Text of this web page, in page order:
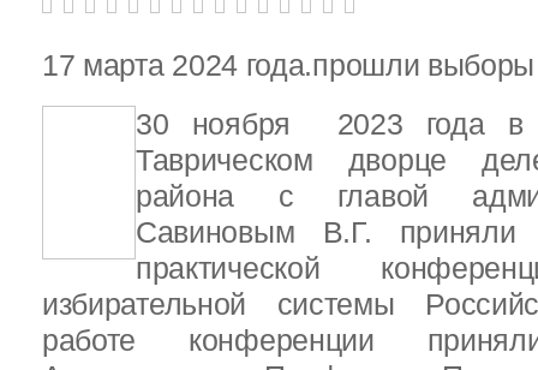
17 марта 2024 года.прошли
30 ноября 2023 года в
Таврическом дворце
района с главой
Савиновым В.Г. приняли
практической
избирательной системы
работе конференции